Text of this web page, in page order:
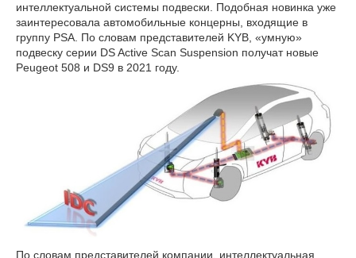
интеллектуальной системы подвески. Подобная новинка уже
заинтересовала автомобильные концерны, входящие в
группу PSA. По словам представителей KYB, «умную»
подвеску серии DS Active Scan Suspension получат новые
Peugeot 508 и DS9 в 2021 году.
По словам представителей компании, интеллектуальная